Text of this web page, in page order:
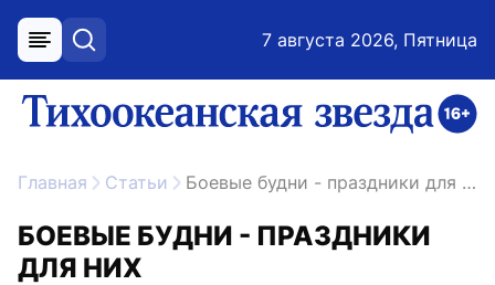
меню поиск 7 августа 2026, Пятница
ссылка на главную
Главная Статьи Боевые будни - праздники для них
БОЕВЫЕ БУДНИ - ПРАЗДНИКИ
ДЛЯ НИХ